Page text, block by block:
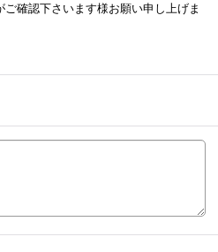
確認下さいます様お願い申し上げま